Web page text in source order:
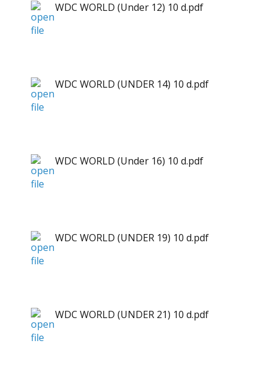
WDC WORLD (Under 12) 10 d.pdf
WDC WORLD (UNDER 14) 10 d.pdf
WDC WORLD (Under 16) 10 d.pdf
WDC WORLD (UNDER 19) 10 d.pdf
WDC WORLD (UNDER 21) 10 d.pdf